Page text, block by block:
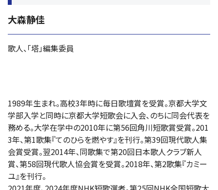
大森静佳
歌人、「塔」編集委員
1989年生まれ。高校3年時に毎日歌壇賞を受賞。京都大学文
学部入学と同時に京都大学短歌会に入会、のちに同会代表を
務める。大学在学中の2010年に第56回角川短歌賞受賞。201
3年、第1歌集『てのひらを燃やす』を刊行。第39回現代歌人集
会賞受賞。翌2014年、同歌集で第20回日本歌人クラブ新人
賞、第58回現代歌人協会賞を受賞。2018年、第2歌集『カミー
ユ』を刊行。